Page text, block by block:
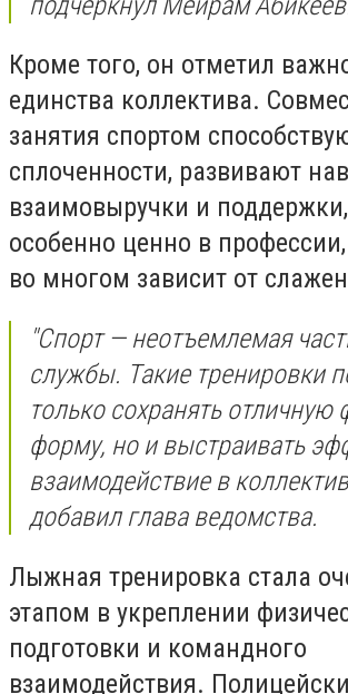
Кроме того, он отметил
единства коллектива.
занятия спортом
сплоченности, развивают
взаимовыручки и
особенно ценно в профессии,
во многом зависит от
"Спорт — неотъемлемая
службы. Такие тренировки
только сохранять отличную
форму, но и выстраивать
взаимодействие в
добавил глава ведомства.
Лыжная тренировка стала
этапом в укреплении
подготовки и командного
взаимодействия.